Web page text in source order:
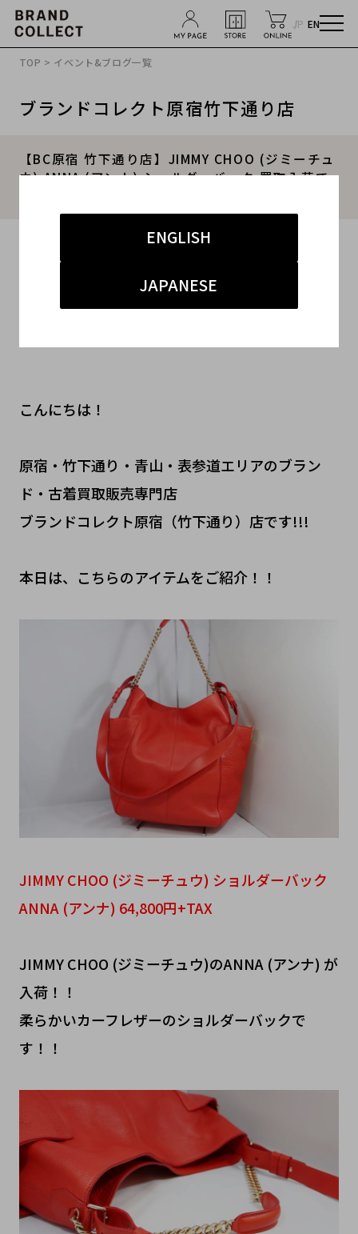
JP EN
ENGLISH
JAPANESE
TOP > イベント&ブログ一覧
ブランドコレクト原宿竹下通り店
【BC原宿 竹下通り店】JIMMY CHOO (ジミーチュ
ウ) ANNA (アンナ) ショルダーバック 買取入荷で
#原宿竹下通り
こんにちは！
原宿・竹下通り・青山・表参道エリアのブラン
ド・古着買取販売専門店
ブランドコレクト原宿（竹下通り）店です!!!
本日は、こちらのアイテムをご紹介！！
JIMMY CHOO (ジミーチュウ) ショルダーバック
ANNA (アンナ) 64,800円+TAX
JIMMY CHOO (ジミーチュウ)のANNA (アンナ) が
入荷！！
柔らかいカーフレザーのショルダーバックで
す！！